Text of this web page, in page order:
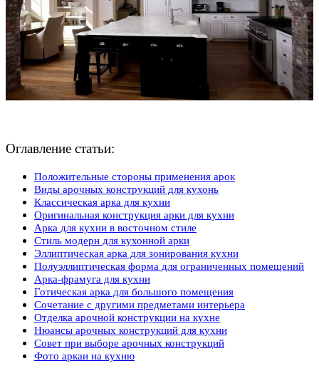
Оглавление статьи:
Положительные стороны применения арок
Виды арочных конструкций для кухонь
Классическая арка для кухни
Оригинальная конструкция арки для кухни
Арка для кухни в восточном стиле
Стиль модерн для кухонной арки
Эллиптическая арка для зонирования кухни
Полуэллиптическая форма для ограниченных помещений
Арка-фрамуга для кухни
Готическая арка для большого помещения
Сочетание с другими предметами интерьера
Отделка арочной конструкции на кухне
Нюансы арочных конструкций для кухни
Совет при выборе арочных конструкций
Фото аркаи на кухню